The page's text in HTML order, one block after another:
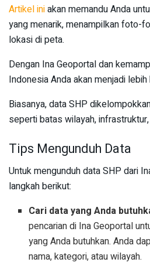
Artikel iniakan memandu Anda
yang menarik, menampilkan foto-
lokasi di peta.
Dengan Ina Geoportal dan
Indonesia Anda akan menjadi
Biasanya, data SHP
seperti batas wilayah,
Tips Mengunduh Data
Untuk mengunduh data SHP dari
langkah berikut:
Cari data yang Anda
pencarian di Ina Geoportal
yang Anda butuhkan. Anda
nama, kategori, atau wilayah.